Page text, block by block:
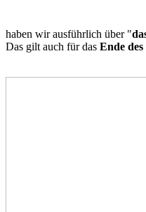
haben wir ausführlich über "
Das gilt auch für das Ende